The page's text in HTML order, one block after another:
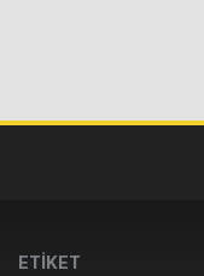
ETİKET